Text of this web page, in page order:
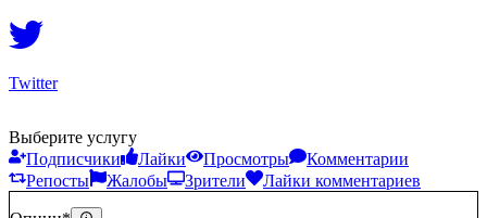
Twitter
Выберите услугу
Подписчики
Лайки Просмотры
Комментарии
Репосты
Жалобы Зрители Лайки комментариев